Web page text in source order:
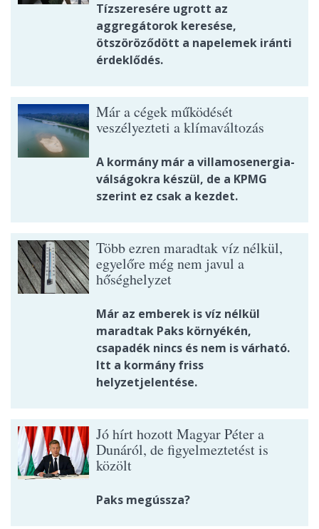
Tízszeresére ugrott az
aggregátorok keresése,
ötszöröződött a napelemek iránti
érdeklődés.
Már a cégek működését
veszélyezteti a klímaváltozás
A kormány már a villamosenergia-
válságokra készül, de a KPMG
szerint ez csak a kezdet.
Több ezren maradtak víz nélkül,
egyelőre még nem javul a
hőséghelyzet
Már az emberek is víz nélkül
maradtak Paks környékén,
csapadék nincs és nem is várható.
Itt a kormány friss
helyzetjelentése.
Jó hírt hozott Magyar Péter a
Dunáról, de figyelmeztetést is
közölt
Paks megússza?